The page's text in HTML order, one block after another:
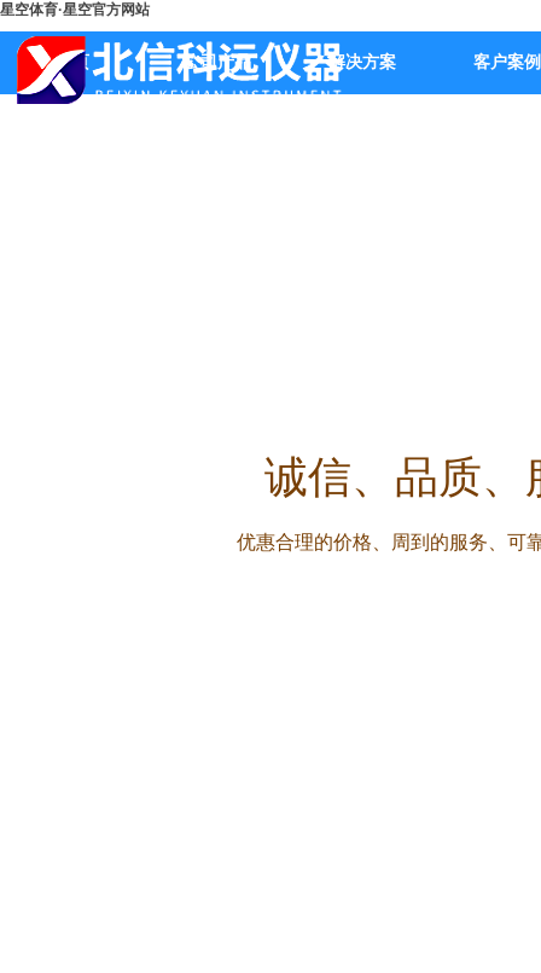
星空体育·星空官方网站
首页 公司产品 解决方案 客户案例
诚信、品质、
优惠合理的价格、周到的服务、可